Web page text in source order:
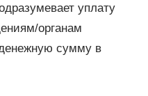
уплату
органам
сумму в